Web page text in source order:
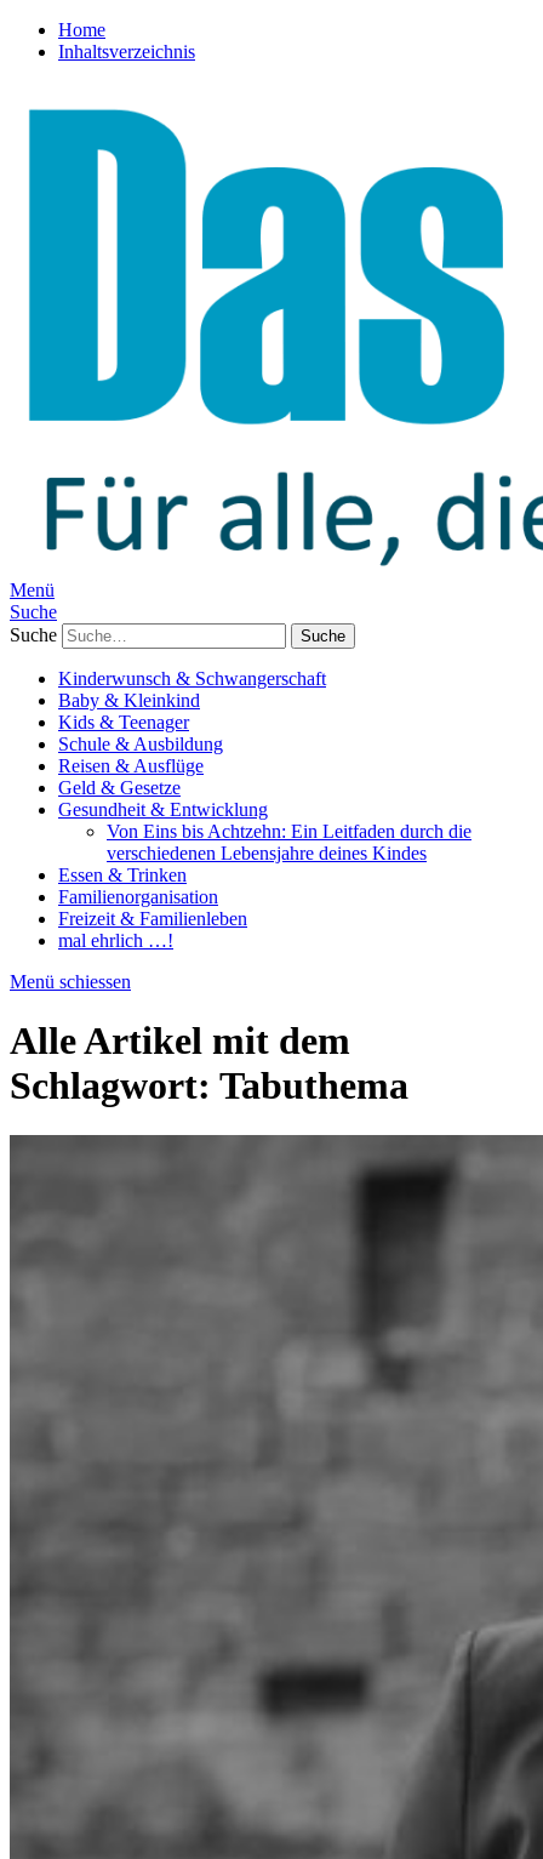
Home
Inhaltsverzeichnis
Menü
Suche
Suche
Kinderwunsch & Schwangerschaft
Baby & Kleinkind
Kids & Teenager
Schule & Ausbildung
Reisen & Ausflüge
Geld & Gesetze
Gesundheit & Entwicklung
Von Eins bis Achtzehn: Ein Leitfaden durch die
verschiedenen Lebensjahre deines Kindes
Essen & Trinken
Familienorganisation
Freizeit & Familienleben
mal ehrlich …!
Menü schiessen
Alle Artikel mit dem
Schlagwort: Tabuthema